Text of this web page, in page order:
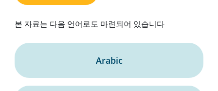
본 자료는 다음 언어로도 마련되어 있습니다
Arabic